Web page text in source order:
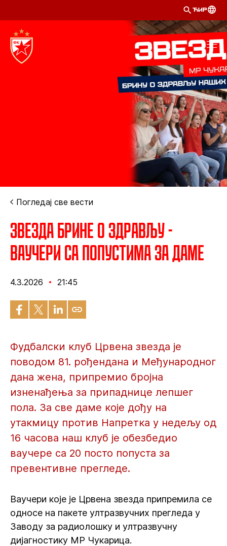
ЋИР
Погледај све вести
Звезда брине о здрављу -
ваучери са попустима за даме
4.3.2026 21:45
Фудбалски клуб Црвена звезда је
поводом 81. рођендана и Међународног
дана жена, припремио бројна
изненађења за припаднице лепшег
пола. За све даме које дођу на
утакмицу против Напретка у недељу од
16 часова наш клуб је обезбедио
ваучере са 20 посто попуста за
превентивне прегледе.
Ваучери које је Црвена звезда припремила се
односе на пакете ултразвучних прегледа у
Заводу за радиолошку и ултразвучну
дијагностику МР Чукарица.